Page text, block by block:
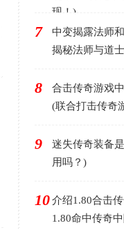
现！)
7
中变揭露法师
揭秘法师与道
8
合击传奇游戏
(联合打击传奇
9
迷失传奇装备
用吗？)
10介绍1.80合击
1.80命中传奇